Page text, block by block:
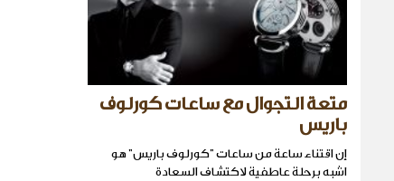
متعة التجوال مع ساعات كورلوف
باريس
إن اقتناء ساعة من ساعات "كورلوف باريس" هو
اشبه برحلة عاطفية لاكتشاف السعادة